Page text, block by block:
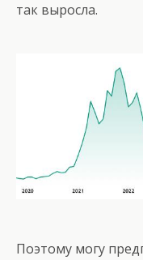
так выросла.
Поэтому могу